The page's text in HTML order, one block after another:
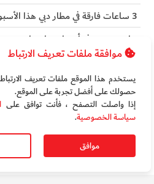
3 ساعات فارقة في مطار دبي هذا الأسبوع
تراجع نسبي في أسعار مواد بناء
أميركا تجبر أرباب العمل على طرد
31 قائداً إماراتياً في قائمة "فوربس"
ارتفاع أسعار مواد بناء في الإمارات
مدير في بلدية دبي ينجز المعاملات في
موافقة ملفات تعريف الارتباط
حصولك على أفضل تجربة على الموقع‏.
إذا واصلت التصفح ، فأنت توافق على
سياسة الخصوصية.
موافق